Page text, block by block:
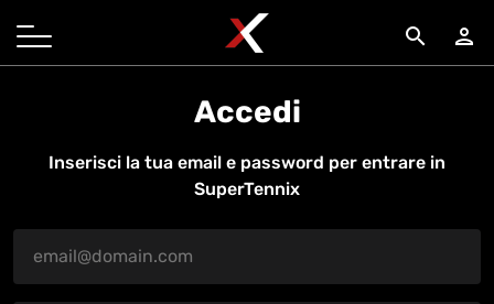
search person
Accedi
Inserisci la tua email e password per entrare in
SuperTennix